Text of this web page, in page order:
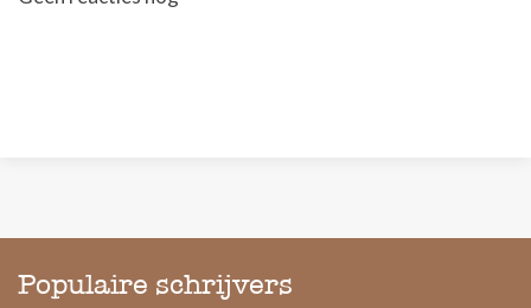
Populaire schrijvers